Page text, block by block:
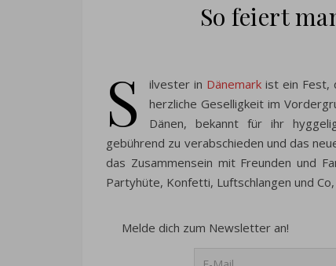
So feiert
S ilvester in Dänemark ist ein Fest,
herzliche Geselligkeit im
Dänen, bekannt für ihr
gebührend zu verabschieden und das
das Zusammensein mit Freunden und
Partyhüte, Konfetti, Luftschlangen und
Melde dich zum Newsletter an!